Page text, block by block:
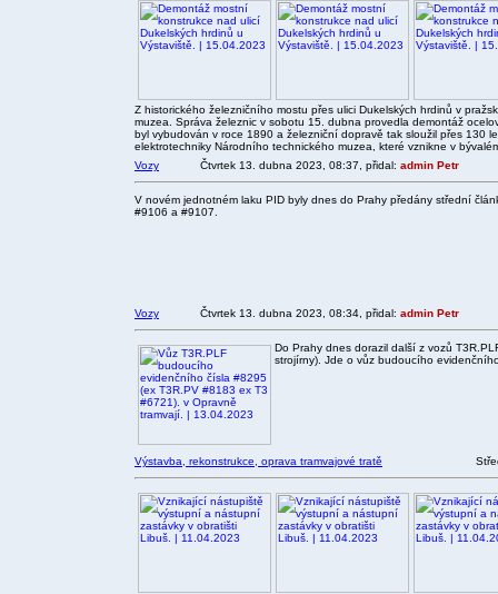
Z historického železničního mostu přes ulici Dukelských hrdinů v
muzea. Správa železnic v sobotu 15. dubna provedla demontáž
byl vybudován v roce 1890 a železniční dopravě tak sloužil přes 130
elektrotechniky Národního technického muzea, které vznikne v
Vozy
Čtvrtek 13. dubna 2023, 08:37, přidal: admin Petr
V novém jednotném laku PID byly dnes do Prahy předány střední
#9106 a #9107.
Vozy Čtvrtek 13. dubna 2023, 08:34, přidal: admin Petr
Do Prahy dnes dorazil další z vozů
strojírny). Jde o vůz budoucího
Výstavba, rekonstrukce, oprava tramvajové tratě